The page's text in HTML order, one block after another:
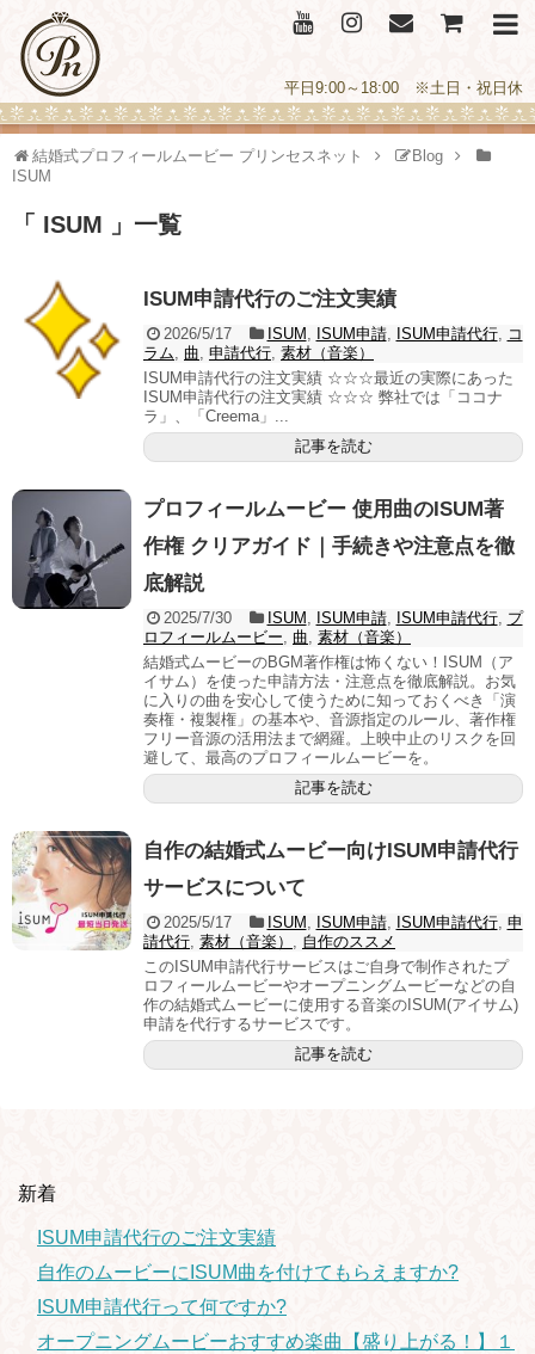
平日9:00～18:00 ※土日・祝日休
結婚式プロフィールムービー プリンセスネット
Blog
ISUM
「 ISUM 」一覧
ISUM申請代行のご注文実績
2026/5/17 ISUM , ISUM申請, ISUM申請代行, コ
ラム, 曲, 申請代行, 素材（音楽）
ISUM申請代行の注文実績 ☆☆☆最近の実際にあった
ISUM申請代行の注文実績 ☆☆☆ 弊社では「ココナ
ラ」、「Creema」...
記事を読む
プロフィールムービー 使用曲のISUM著
作権 クリアガイド｜手続きや注意点を徹
底解説
2025/7/30 ISUM , ISUM申請, ISUM申請代行, プ
ロフィールムービー, 曲, 素材（音楽）
結婚式ムービーのBGM著作権は怖くない！ISUM（ア
イサム）を使った申請方法・注意点を徹底解説。お気
に入りの曲を安心して使うために知っておくべき「演
奏権・複製権」の基本や、音源指定のルール、著作権
フリー音源の活用法まで網羅。上映中止のリスクを回
避して、最高のプロフィールムービーを。
記事を読む
自作の結婚式ムービー向けISUM申請代行
サービスについて
2025/5/17 ISUM , ISUM申請, ISUM申請代行, 申
請代行, 素材（音楽） , 自作のススメ
このISUM申請代行サービスはご自身で制作されたプ
ロフィールムービーやオープニングムービーなどの自
作の結婚式ムービーに使用する音楽のISUM(アイサム)
申請を代行するサービスです。
記事を読む
新着
ISUM申請代行のご注文実績
自作のムービーにISUM曲を付けてもらえますか?
ISUM申請代行って何ですか?
オープニングムービーおすすめ楽曲【盛り上がる！】１